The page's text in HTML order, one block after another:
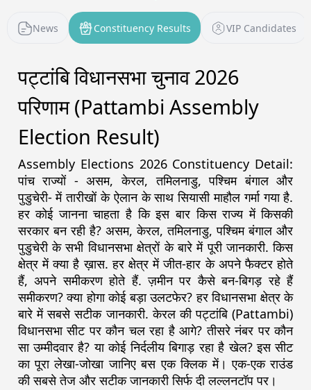
News Constituency Results VIP Candidates
पट्टांबि विधानसभा चुनाव 2026
परिणाम (Pattambi Assembly
Election Result)
Assembly Elections 2026 Constituency Detail:
पांच राज्यों - असम, केरल, तमिलनाडु, पश्चिम बंगाल और
पुडुचेरी- में तारीखों के ऐलान के साथ सियासी माहौल गर्मा गया है.
हर कोई जानना चाहता है कि इस बार किस राज्य में किसकी
सरकार बन रही है? असम, केरल, तमिलनाडु, पश्चिम बंगाल और
पुडुचेरी के सभी विधानसभा क्षेत्रों के बारे में पूरी जानकारी. किस
क्षेत्र में क्या है ख़ास. हर क्षेत्र में जीत-हार के अपने फैक्टर होते
हैं, अपने समीकरण होते हैं. ज़मीन पर कैसे बन-बिगड़ रहे हैं
समीकरण? क्या होगा कोई बड़ा उलटफेर? हर विधानसभा क्षेत्र के
बारे में सबसे सटीक जानकारी. केरल की पट्टांबि (Pattambi)
विधानसभा सीट पर कौन चल रहा है आगे? तीसरे नंबर पर कौन
सा उम्मीदवार है? या कोई निर्दलीय बिगाड़ रहा है खेल? इस सीट
का पूरा लेखा-जोखा जानिए बस एक क्लिक में। एक-एक राउंड
की सबसे तेज और सटीक जानकारी सिर्फ दी लल्लनटॉप पर।